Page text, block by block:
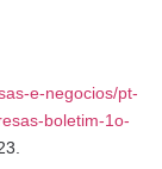
e-negocios/pt-
boletim-1o-